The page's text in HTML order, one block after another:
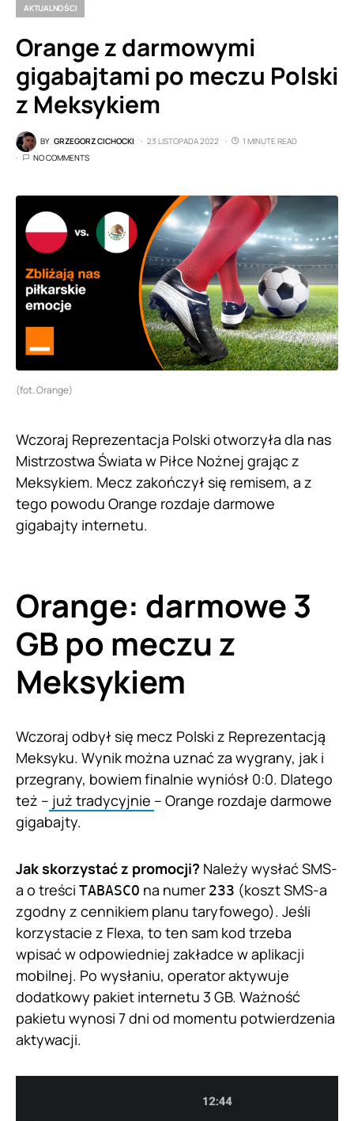
AKTUALNOŚCI
Orange z darmowymi
gigabajtami po meczu Polski
z Meksykiem
BY GRZEGORZ CICHOCKI 23 LISTOPADA 2022
1 MINUTE READ
NO COMMENTS
(fot. Orange)
Wczoraj Reprezentacja Polski otworzyła dla nas
Mistrzostwa Świata w Piłce Nożnej grając z
Meksykiem. Mecz zakończył się remisem, a z
tego powodu Orange rozdaje darmowe
gigabajty internetu.
Orange: darmowe 3
GB po meczu z
Meksykiem
Wczoraj odbył się mecz Polski z Reprezentacją
Meksyku. Wynik można uznać za wygrany, jak i
przegrany, bowiem finalnie wyniósł 0:0. Dlatego
też – już tradycyjnie – Orange rozdaje darmowe
gigabajty.
Jak skorzystać z promocji? Należy wysłać SMS-
a o treści TABASCO na numer 233 (koszt SMS-a
zgodny z cennikiem planu taryfowego). Jeśli
korzystacie z Flexa, to ten sam kod trzeba
wpisać w odpowiedniej zakładce w aplikacji
mobilnej. Po wysłaniu, operator aktywuje
dodatkowy pakiet internetu 3 GB. Ważność
pakietu wynosi 7 dni od momentu potwierdzenia
aktywacji.